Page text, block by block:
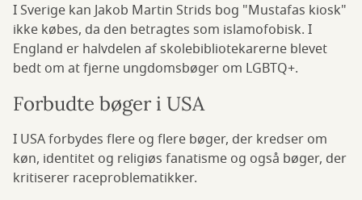
I Sverige kan Jakob Martin Strids bog "Mustafas kiosk"
ikke købes, da den betragtes som islamofobisk. I
England er halvdelen af skolebibliotekarerne blevet
bedt om at fjerne ungdomsbøger om LGBTQ+.
Forbudte bøger i USA
I USA forbydes flere og flere bøger, der kredser om
køn, identitet og religiøs fanatisme og også bøger, der
kritiserer raceproblematikker.